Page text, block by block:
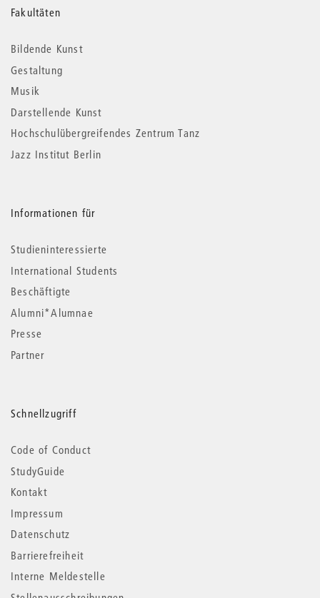
Weitere
Informationen
Fakultäten
Bildende Kunst
Gestaltung
Musik
Darstellende Kunst
Hochschulübergreifendes Zentrum Tanz
Jazz Institut Berlin
Informationen für
Studieninteressierte
International Students
Beschäftigte
Alumni*Alumnae
Presse
Partner
Schnellzugriff
Code of Conduct
StudyGuide
Kontakt
Impressum
Datenschutz
Barrierefreiheit
Interne Meldestelle